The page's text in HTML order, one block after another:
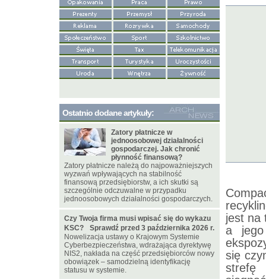
jest na
a jego
się
strefę
Ostatnio dodane artykuły:
Zatory płatnicze w
jednoosobowej działalności
gospodarczej. Jak chronić
płynność finansową?
Zatory płatnicze należą do najpoważniejszych
wyzwań wpływających na stabilność
finansową przedsiębiorstw, a ich skutki są
szczególnie odczuwalne w przypadku
jednoosobowych działalności gospodarczych.
Czy Twoja firma musi wpisać się do wykazu
KSC? Sprawdź przed 3 października 2026 r.
Nowelizacja ustawy o Krajowym Systemie
Cyberbezpieczeństwa, wdrażająca dyrektywę
NIS2, nakłada na część przedsiębiorców nowy
obowiązek – samodzielną identyfikację
statusu w systemie.